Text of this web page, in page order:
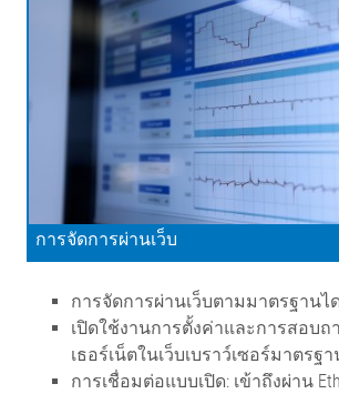
การจัดการผ่านเว็บ
การจัดการผ่านเว็บตามมาตรฐาน
เปิดใช้งานการตั้งค่าและการสอบ
เธอร์เน็ตในเว็บเบราว์เซอร์มาตรฐ
การเชื่อมต่อแบบเปิด: เข้าถึงผ่าน